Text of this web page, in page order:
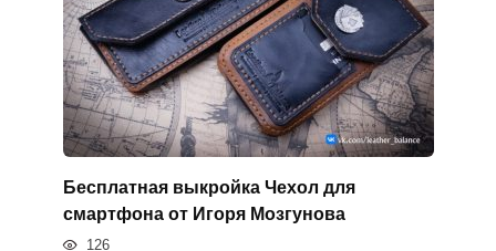
Бесплатная выкройка Чехол для
смартфона от Игоря Мозгунова
126